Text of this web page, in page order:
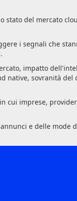
stato del mercato
i segnali che
impatto
native, sovranità del
cui imprese,
e delle mode